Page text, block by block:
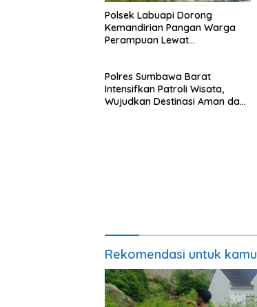
Polsek Labuapi Dorong
Kemandirian Pangan Warga
Perampuan Lewat
Polres Sumbawa Barat
Intensifkan Patroli Wisata,
Wujudkan Destinasi Aman dan
Rekomendasi untuk kamu